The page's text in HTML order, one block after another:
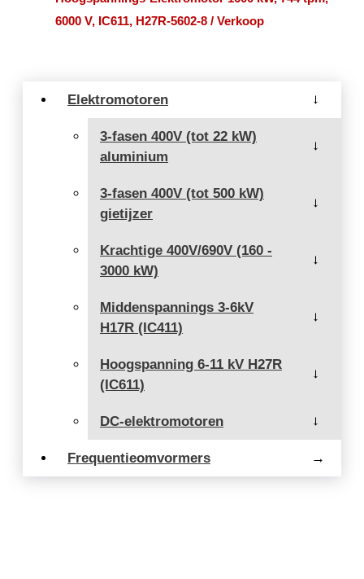
Elektromotoren →
3-fasen 400V (tot 22 kW)
aluminium
→
3-fasen 400V (tot 500 kW)
gietijzer
→
Krachtige 400V/690V (160 -
3000 kW)
→
Middenspannings 3-6kV
H17R (IC411)
→
Hoogspanning 6-11 kV H27R
(IC611)
→
DC-elektromotoren →
Frequentieomvormers →
6000 V, IC611, H27R-5602-8 / Verkoop